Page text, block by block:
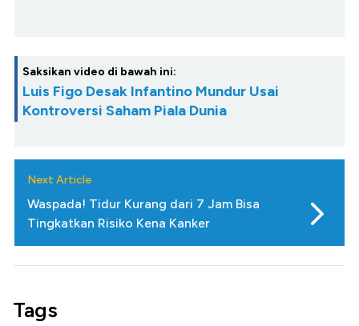
Saksikan video di bawah ini:
Luis Figo Desak Infantino Mundur Usai
Kontroversi Saham Piala Dunia
Next Article
Waspada! Tidur Kurang dari 7 Jam Bisa
Tingkatkan Risiko Kena Kanker
Tags